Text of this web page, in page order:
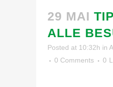
29 MAI
ALLE
Posted at 10:32h in
0 Comments
0